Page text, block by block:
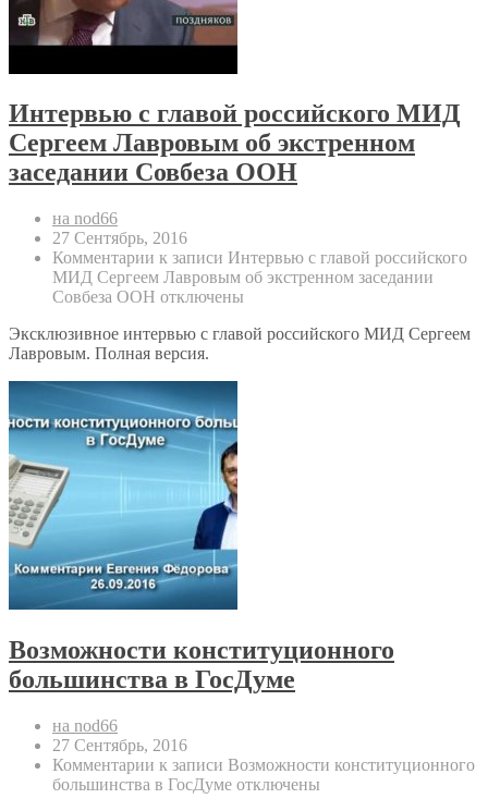
Интервью с главой российского МИД
Сергеем Лавровым об экстренном
заседании Совбеза ООН
на nod66
27 Сентябрь, 2016
Комментарии к записи Интервью с главой российского
МИД Сергеем Лавровым об экстренном заседании
Совбеза ООН отключены
Эксклюзивное интервью с главой российского МИД Сергеем
Лавровым. Полная версия.
Возможности конституционного
большинства в ГосДуме
на nod66
27 Сентябрь, 2016
Комментарии к записи Возможности конституционного
большинства в ГосДуме отключены